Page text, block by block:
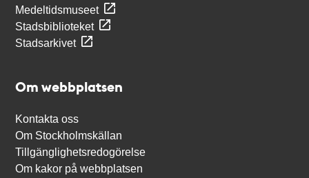
Medeltidsmuseet
Stadsbiblioteket
Stadsarkivet
Om webbplatsen
Kontakta oss
Om Stockholmskällan
Tillgänglighetsredogörelse
Om kakor på webbplatsen